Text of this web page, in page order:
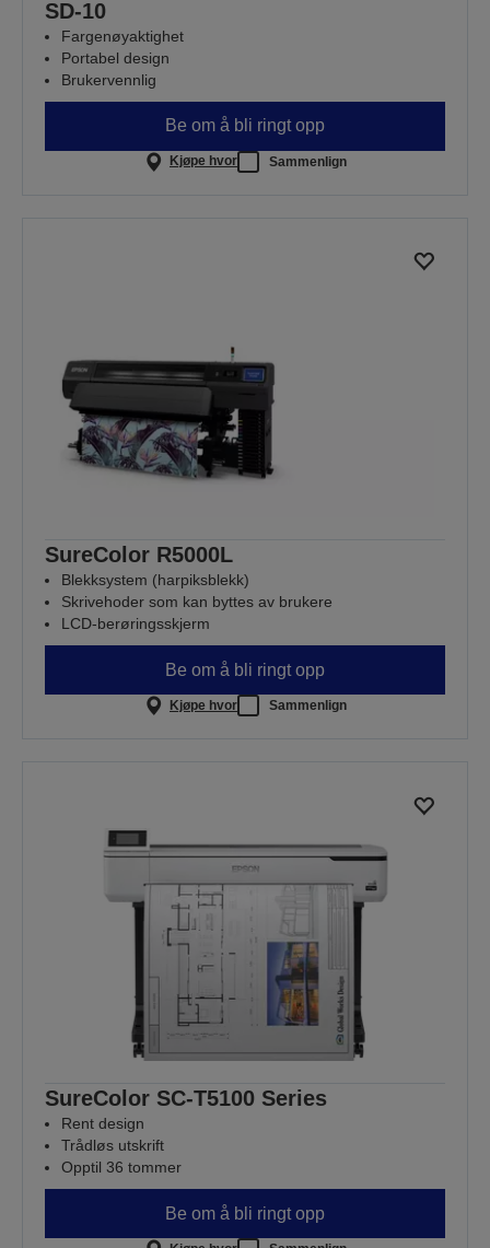
SD-10
Fargenøyaktighet
Portabel design
Brukervennlig
Be om å bli ringt opp
Kjøpe hvor Sammenlign
SureColor R5000L
Blekksystem (harpiksblekk)
Skrivehoder som kan byttes av brukere
LCD-berøringsskjerm
Be om å bli ringt opp
Kjøpe hvor Sammenlign
SureColor SC-T5100 Series
Rent design
Trådløs utskrift
Opptil 36 tommer
Be om å bli ringt opp